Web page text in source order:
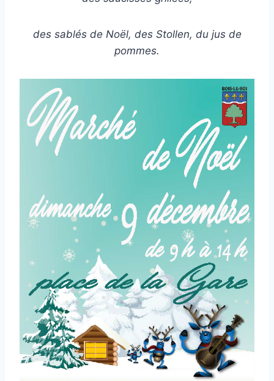
des sablés de Noël, des Stollen, du jus de
pommes.